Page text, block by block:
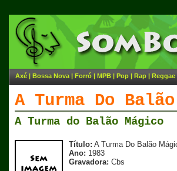
Axé | Bossa Nova | Forró | MPB | Pop | Rap | Reggae
A Turma Do
A Turma do Balão Mágico
Título: A Turma Do Balão
Ano: 1983
Gravadora: Cbs